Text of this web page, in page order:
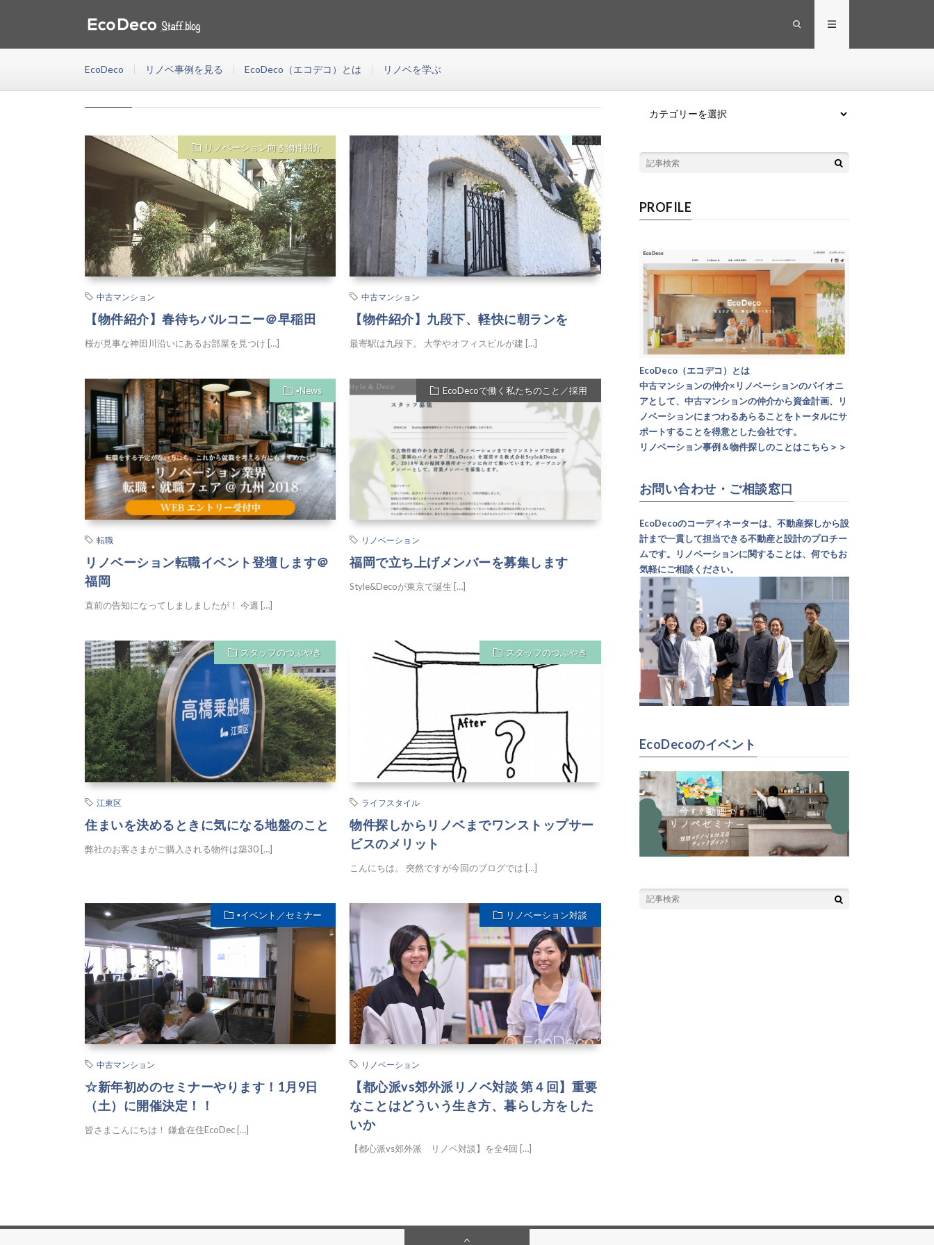
が資金計画、物件探し、設計施工などリノベーションにまつわる様々な役に立つコンテンツをご紹介するブログです。
EcoDeco リノベ事例を見る EcoDeco（エコデコ）とは リノベを学ぶ
リノベーション向き物件紹介
中古マンション
【物件紹介】春待ちバルコニー＠早稲田
桜が見事な神田川沿いにあるお部屋を見つけ […]
未分類
中古マンション
【物件紹介】九段下、軽快に朝ランを
最寄駅は九段下。 大学やオフィスビルが建 […]
▪︎News
転職
リノベーション転職イベント登壇します＠
福岡
直前の告知になってしましましたが！ 今週 […]
EcoDecoで働く私たちのこと／採用
リノベーション
福岡で立ち上げメンバーを募集します
Style&Decoが東京で誕生 […]
スタッフのつぶやき
江東区
住まいを決めるときに気になる地盤のこと
弊社のお客さまがご購入される物件は築30 […]
スタッフのつぶやき
ライフスタイル
物件探しからリノベまでワンストップサー
ビスのメリット
こんにちは。 突然ですが今回のブログでは […]
▪︎イベント／セミナー
中古マンション
☆新年初めのセミナーやります！1月9日
（土）に開催決定！！
皆さまこんにちは！ 鎌倉在住EcoDec […]
リノベーション対談
リノベーション
【都心派vs郊外派リノベ対談 第４回】重要
なことはどういう生き方、暮らし方をした
いか
【都心派vs郊外派 リノベ対談】を全4回 […]
PROFILE
EcoDeco（エコデコ）とは
中古マンションの仲介×リノベーションのパイオニ
アとして、中古マンションの仲介から資金計画、リ
ノベーションにまつわるあらることをトータルにサ
ポートすることを得意とした会社です。
リノベーション事例＆物件探しのことはこちら＞＞
お問い合わせ・ご相談窓口
EcoDecoのコーディネーターは、不動産探しから設
計まで一貫して担当できる不動産と設計のプロチー
ムです。リノベーションに関することは、何でもお
気軽にご相談ください。
EcoDecoのイベント